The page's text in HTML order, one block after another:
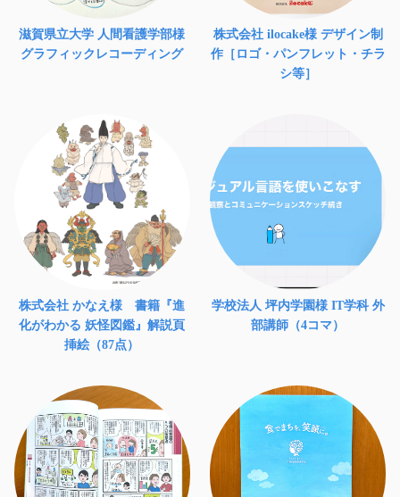
滋賀県立大学 人間看護学部様
グラフィックレコーディング
株式会社 ilocake様 デザイン制
作［ロゴ・パンフレット・チラ
シ等］
株式会社 かなえ様 書籍『進
化がわかる 妖怪図鑑』解説頁
挿絵（87点）
学校法人 坪内学園様 IT学科 外
部講師（4コマ）